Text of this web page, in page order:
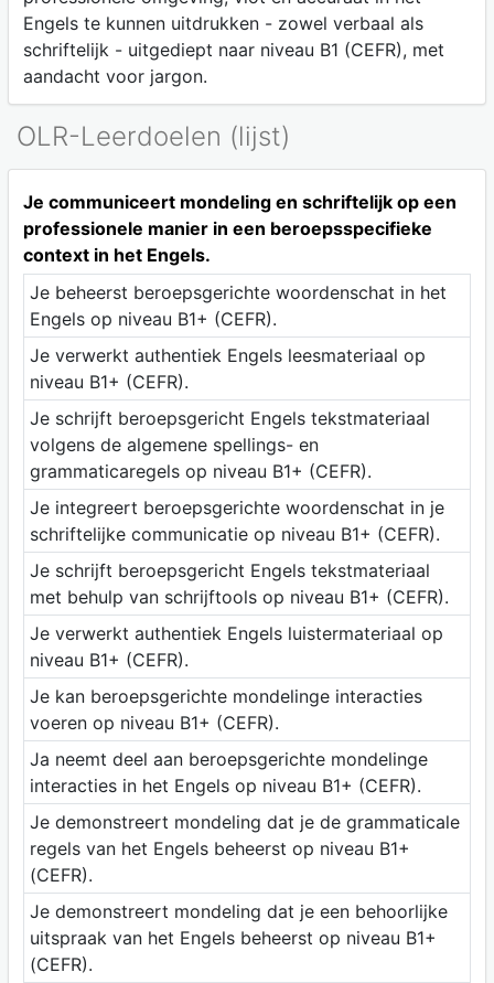
Engels te kunnen uitdrukken - zowel verbaal als
schriftelijk - uitgediept naar niveau B1 (CEFR), met
aandacht voor jargon.
OLR-Leerdoelen (lijst)
Je communiceert mondeling en schriftelijk op een
professionele manier in een beroepsspecifieke
context in het Engels.
Je beheerst beroepsgerichte woordenschat in het
Engels op niveau B1+ (CEFR).
Je verwerkt authentiek Engels leesmateriaal op
niveau B1+ (CEFR).
Je schrijft beroepsgericht Engels tekstmateriaal
volgens de algemene spellings- en
grammaticaregels op niveau B1+ (CEFR).
Je integreert beroepsgerichte woordenschat in je
schriftelijke communicatie op niveau B1+ (CEFR).
Je schrijft beroepsgericht Engels tekstmateriaal
met behulp van schrijftools op niveau B1+ (CEFR).
Je verwerkt authentiek Engels luistermateriaal op
niveau B1+ (CEFR).
Je kan beroepsgerichte mondelinge interacties
voeren op niveau B1+ (CEFR).
Ja neemt deel aan beroepsgerichte mondelinge
interacties in het Engels op niveau B1+ (CEFR).
Je demonstreert mondeling dat je de grammaticale
regels van het Engels beheerst op niveau B1+
(CEFR).
Je demonstreert mondeling dat je een behoorlijke
uitspraak van het Engels beheerst op niveau B1+
(CEFR).